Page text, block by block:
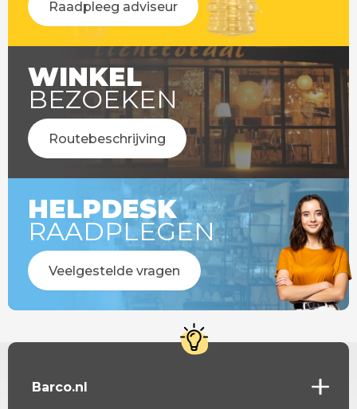
Raadpleeg adviseur
WINKEL
BEZOEKEN
Routebeschrijving
HELPDESK
RAADPLEGEN
Veelgestelde vragen
Barco.nl